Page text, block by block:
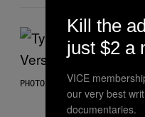
PHOTO BY MONICA
Kill the
just $2 a
VICE
our very best
documentaries.